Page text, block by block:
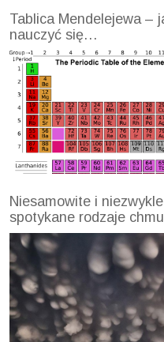
Tablica Mendelejewa –
nauczyć się…
Niesamowite i
spotykane rodzaje